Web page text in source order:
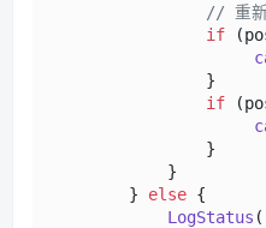
// 重新
if
                }
if
                }
        }
else {
LogStatus (